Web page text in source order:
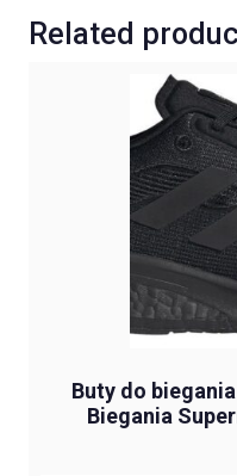
Related
Buty do
Biegania